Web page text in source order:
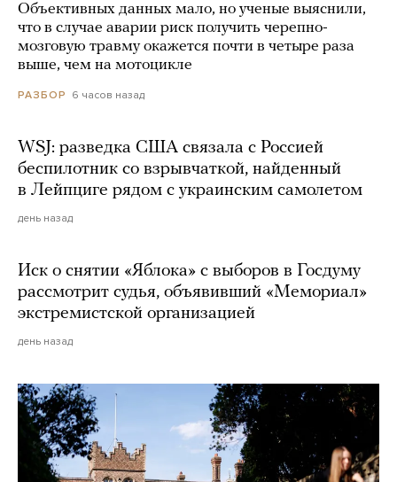
Объективных данных мало, но ученые выяснили,
что в случае аварии риск получить черепно-
мозговую травму окажется почти в четыре раза
выше, чем на мотоцикле
РАЗБОР 6 часов назад
WSJ: разведка США связала с Россией
беспилотник со взрывчаткой, найденный
в Лейпциге рядом с украинским самолетом
день назад
Иск о снятии «Яблока» с выборов в Госдуму
рассмотрит судья, объявивший «Мемориал»
экстремистской организацией
день назад